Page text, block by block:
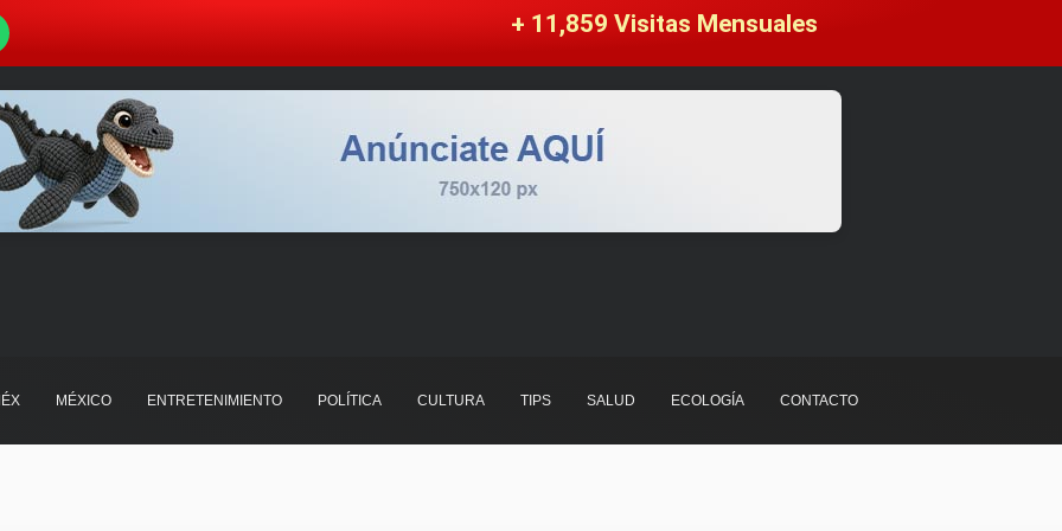
+ 11,859 Visitas Mensuales
MÉXICO ENTRETENIMIENTO POLÍTICA CULTURA TIPS SALUD ECOLOGÍA CONTACTO